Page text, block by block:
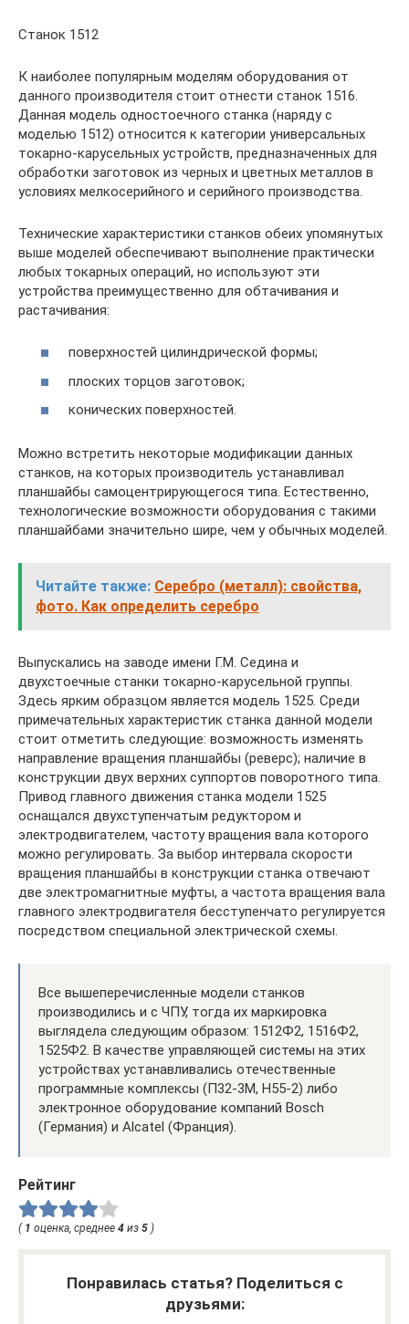
Станок 1512
К наиболее популярным моделям оборудования от
данного производителя стоит отнести станок 1516.
Данная модель одностоечного станка (наряду с
моделью 1512) относится к категории универсальных
токарно-карусельных устройств, предназначенных для
обработки заготовок из черных и цветных металлов в
условиях мелкосерийного и серийного производства.
Технические характеристики станков обеих упомянутых
выше моделей обеспечивают выполнение практически
любых токарных операций, но используют эти
устройства преимущественно для обтачивания и
растачивания:
поверхностей цилиндрической формы;
плоских торцов заготовок;
конических поверхностей.
Можно встретить некоторые модификации данных
станков, на которых производитель устанавливал
планшайбы самоцентрирующегося типа. Естественно,
технологические возможности оборудования с такими
планшайбами значительно шире, чем у обычных моделей.
Читайте также: Серебро (металл): свойства,
фото. Как определить серебро
Выпускались на заводе имени Г.М. Седина и
двухстоечные станки токарно-карусельной группы.
Здесь ярким образцом является модель 1525. Среди
примечательных характеристик станка данной модели
стоит отметить следующие: возможность изменять
направление вращения планшайбы (реверс); наличие в
конструкции двух верхних суппортов поворотного типа.
Привод главного движения станка модели 1525
оснащался двухступенчатым редуктором и
электродвигателем, частоту вращения вала которого
можно регулировать. За выбор интервала скорости
вращения планшайбы в конструкции станка отвечают
две электромагнитные муфты, а частота вращения вала
главного электродвигателя бесступенчато регулируется
посредством специальной электрической схемы.
Все вышеперечисленные модели станков
производились и с ЧПУ, тогда их маркировка
выглядела следующим образом: 1512Ф2, 1516Ф2,
1525Ф2. В качестве управляющей системы на этих
устройствах устанавливались отечественные
программные комплексы (П32-3М, Н55-2) либо
электронное оборудование компаний Bosch
(Германия) и Alcatel (Франция).
Рейтинг
( 1 оценка, среднее 4 из 5 )
Понравилась статья? Поделиться с
друзьями: